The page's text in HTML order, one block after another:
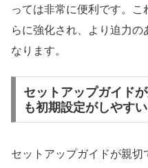
っては非常に便利です。こ
らに強化され、より迫力
なります。
セットアップガイド
も初期設定がしやすい
セットアップガイドが親切